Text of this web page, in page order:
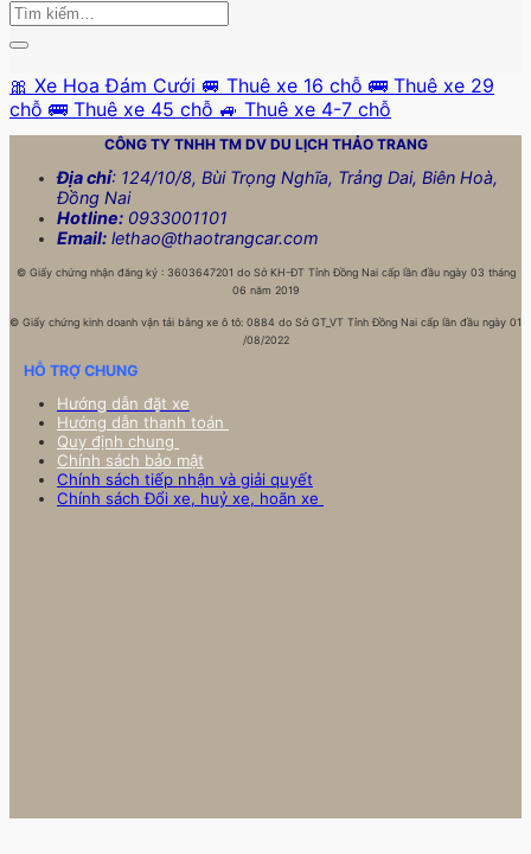
🎀 Xe Hoa Đám Cưới 🚐 Thuê xe 16 chỗ 🚌 Thuê xe 29
chỗ 🚌 Thuê xe 45 chỗ 🚙 Thuê xe 4-7 chỗ
CÔNG TY TNHH TM DV DU LỊCH THẢO TRANG
Địa chỉ: 124/10/8, Bùi Trọng Nghĩa, Trảng Dai, Biên Hoà,
Đồng Nai
Hotline: 0933001101
Email: lethao@thaotrangcar.com
©Giấy chứng nhận đăng ký : 3603647201 do Sở KH-ĐT Tỉnh Đồng Nai cấp lần đầu ngày 03 tháng
06 năm 2019
© Giấy chứng kinh doanh vận tải bằng xe ô tô: 0884 do Sở GT_VT Tỉnh Đồng Nai cấp lần đầu ngày 01
/08/2022
HỖ TRỢ CHUNG
Hướng dẫn đặt xe
Hướng dẫn thanh toán
Quy định chung
Chính sách bảo mật
Chính sách tiếp nhận và giải quyết
Chính sách Đổi xe, huỷ xe, hoãn xe